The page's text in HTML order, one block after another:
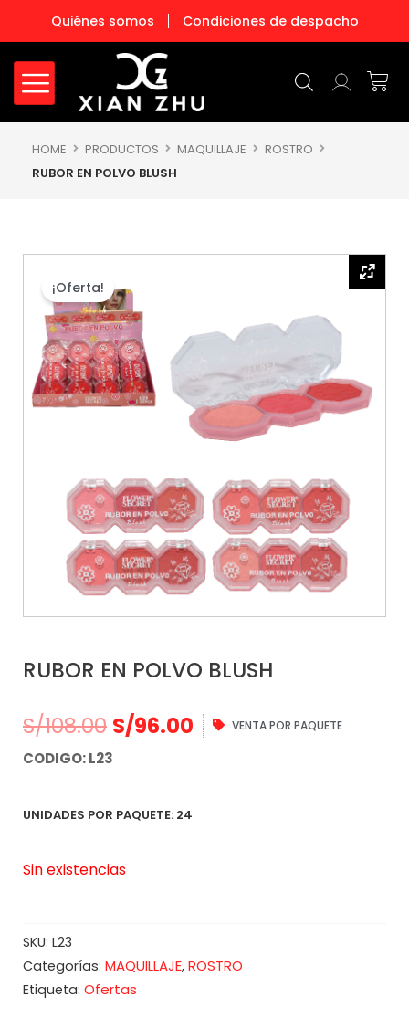
contenido
Quiénes somos Condiciones de despacho
HOME PRODUCTOS MAQUILLAJE
ROSTRO
RUBOR EN POLVO BLUSH
¡Oferta!
RUBOR EN POLVO BLUSH
S/108.00 El
precio
S/108.00.
S/96.00 El
VENTA POR PAQUETE
CODIGO: L23
UNIDADES POR PAQUETE: 24
Sin existencias
SKU: L23
Categorías: MAQUILLAJE, ROSTRO
Etiqueta: Ofertas